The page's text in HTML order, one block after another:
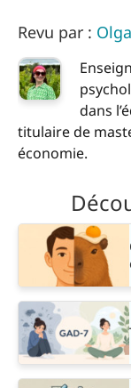
Revu par : Olga
dans
titulaire de
économie.